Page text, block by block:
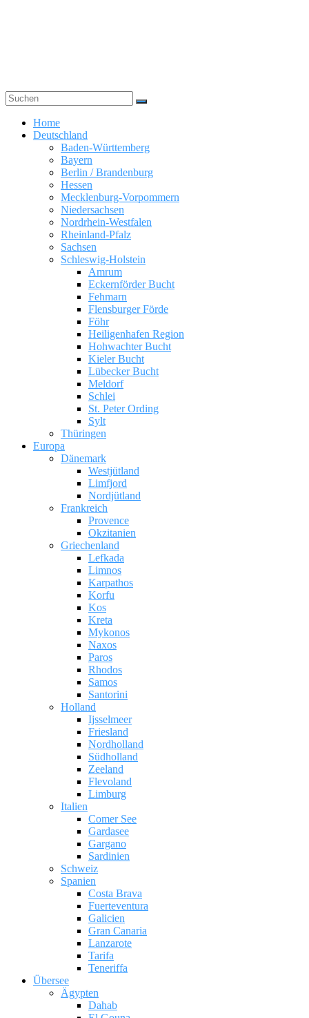
Windsurfing,
Kitesurfing,
Wingfoil
Spotnetz.de
WINDSURFING
KITESURFING
Home
Deutschland
Baden-Württemberg
Bayern
Berlin / Brandenburg
Hessen
Mecklenburg-Vorpommern
Niedersachsen
Nordrhein-Westfalen
Rheinland-Pfalz
Sachsen
Schleswig-Holstein
Amrum
Eckernförder Bucht
Fehmarn
Flensburger Förde
Föhr
Heiligenhafen Region
Hohwachter Bucht
Kieler Bucht
Lübecker Bucht
Meldorf
Schlei
St. Peter Ording
Sylt
Thüringen
Europa
Dänemark
Westjütland
Limfjord
Nordjütland
Frankreich
Provence
Okzitanien
Griechenland
Lefkada
Limnos
Karpathos
Korfu
Kos
Kreta
Mykonos
Naxos
Paros
Rhodos
Samos
Santorini
Holland
Ijsselmeer
Friesland
Nordholland
Südholland
Zeeland
Flevoland
Limburg
Italien
Comer See
Gardasee
Gargano
Sardinien
Schweiz
Spanien
Costa Brava
Fuerteventura
Galicien
Gran Canaria
Lanzarote
Tarifa
Teneriffa
Übersee
Ägypten
Dahab